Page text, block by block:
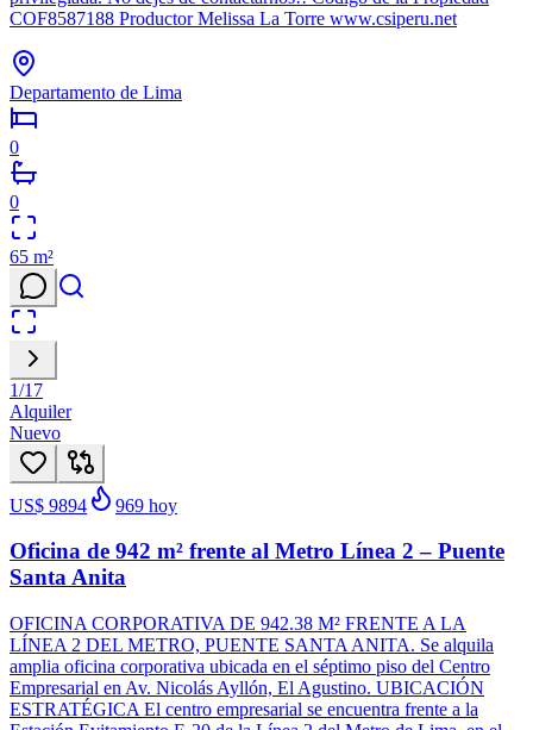
COF8587188 Productor Melissa La Torre www.csiperu.net
Departamento de Lima
0
0
65 m²
1/17
Alquiler
Nuevo
US$ 9894 969 hoy
Oficina de 942 m² frente al Metro Línea 2 – Puente
Santa Anita
OFICINA CORPORATIVA DE 942.38 M² FRENTE A LA
LÍNEA 2 DEL METRO, PUENTE SANTA ANITA. Se alquila
amplia oficina corporativa ubicada en el séptimo piso del Centro
Empresarial en Av. Nicolás Ayllón, El Agustino. UBICACIÓN
ESTRATÉGICA El centro empresarial se encuentra frente a la